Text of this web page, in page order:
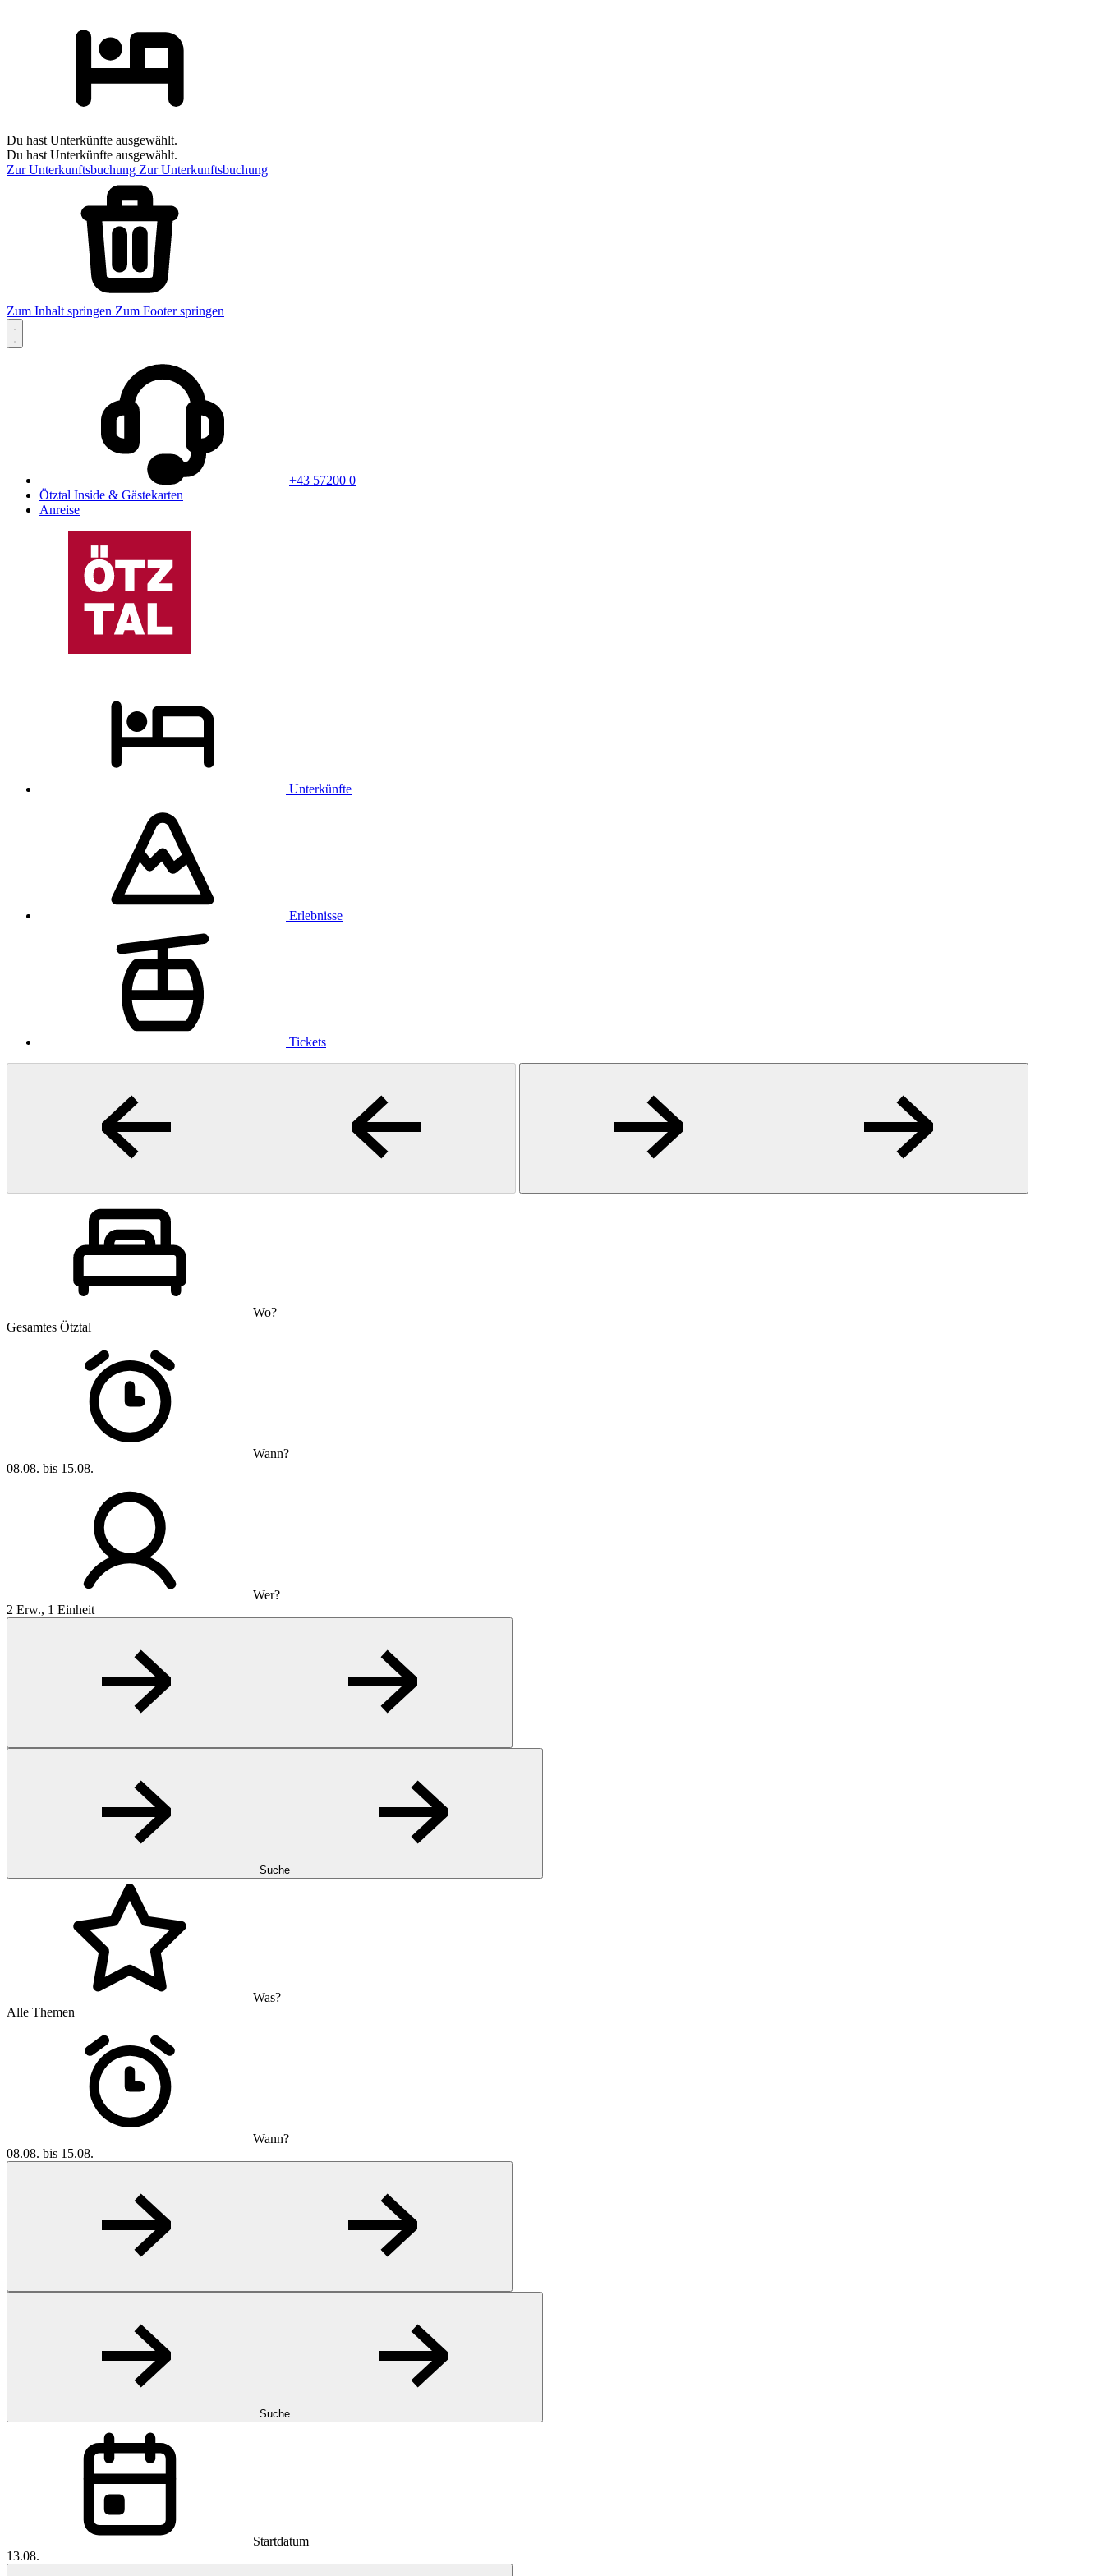
Du hast Unterkünfte ausgewählt.
Du hast Unterkünfte ausgewählt.
Zur Unterkunftsbuchung Zur Unterkunftsbuchung
Zum Inhalt springen Zum Footer springen
+43 57200 0
Ötztal Inside & Gästekarten
Anreise
Unterkünfte
Erlebnisse
Tickets
Wo?
Gesamtes Ötztal
Wann?
08.08. bis 15.08.
Wer?
2 Erw., 1 Einheit
Suche
Was?
Alle Themen
Wann?
08.08. bis 15.08.
Suche
Startdatum
13.08.